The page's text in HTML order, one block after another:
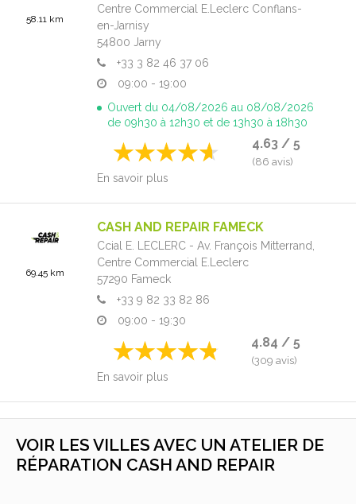
58.11 km
Centre Commercial E.Leclerc Conflans-
en-Jarnisy
54800 Jarny
+33 3 82 46 37 06
09:00 - 19:00
Ouvert du 04/08/2026 au 08/08/2026
de 09h30 à 12h30 et de 13h30 à 18h30
4.63 / 5
(86 avis)
En savoir plus
69.45 km
CASH AND REPAIR FAMECK
Ccial E. LECLERC - Av. François Mitterrand,
Centre Commercial E.Leclerc
57290 Fameck
+33 9 82 33 82 86
09:00 - 19:30
4.84 / 5
(309 avis)
En savoir plus
VOIR LES VILLES AVEC UN ATELIER DE
RÉPARATION CASH AND REPAIR